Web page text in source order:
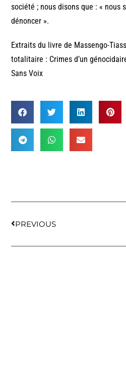
société ; nous disons que : « nous
dénoncer ».
Extraits du livre de Massengo-
totalitaire : Crimes d’un
Sans Voix
PREVIOUS